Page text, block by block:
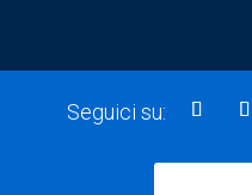
Seguici su: